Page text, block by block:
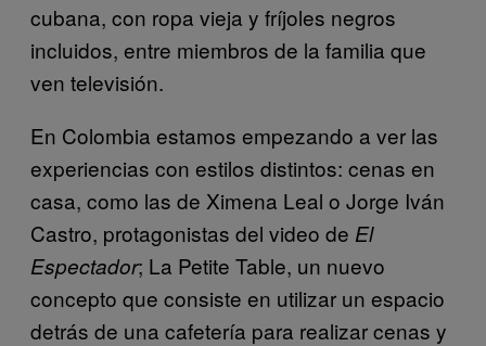
cubana, con ropa vieja y fríjoles negros
incluidos, entre miembros de la familia que
ven televisión.
En Colombia estamos empezando a ver las
experiencias con estilos distintos: cenas en
casa, como las de Ximena Leal o Jorge Iván
Castro, protagonistas del video de El
Espectador; La Petite Table, un nuevo
concepto que consiste en utilizar un espacio
detrás de una cafetería para realizar cenas y